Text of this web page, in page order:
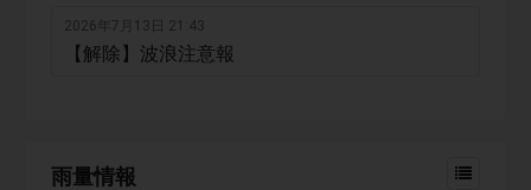
2026年7月13日 21:43
【解除】波浪注意報
雨量情報